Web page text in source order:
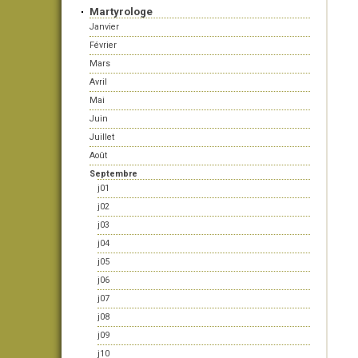
Martyrologe
Janvier
Février
Mars
Avril
Mai
Juin
Juillet
Août
Septembre
j01
j02
j03
j04
j05
j06
j07
j08
j09
j10